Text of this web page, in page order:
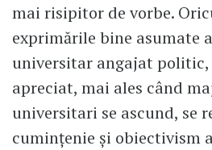
mai risipitor de vorbe.
exprimările bine asumate
universitar angajat politic,
apreciat, mai ales când
universitari se ascund, se
cumințenie și obiectivism